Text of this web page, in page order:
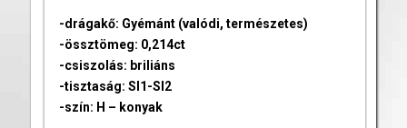
-drágakő: Gyémánt (valódi, természetes)
-össztömeg: 0,214ct
-csiszolás: briliáns
-tisztaság: SI1-SI2
-szín: H – konyak